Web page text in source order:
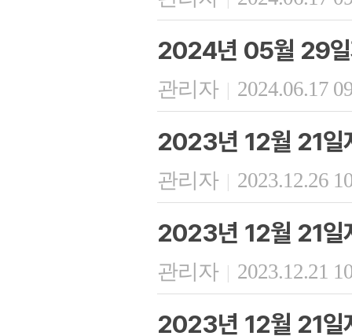
2024년 05월 29일
관리자 | 2024.06.17
2023년 12월 21일
관리자 | 2023.12.26
2023년 12월 21일
관리자 | 2023.12.21
2023년 12월 21일